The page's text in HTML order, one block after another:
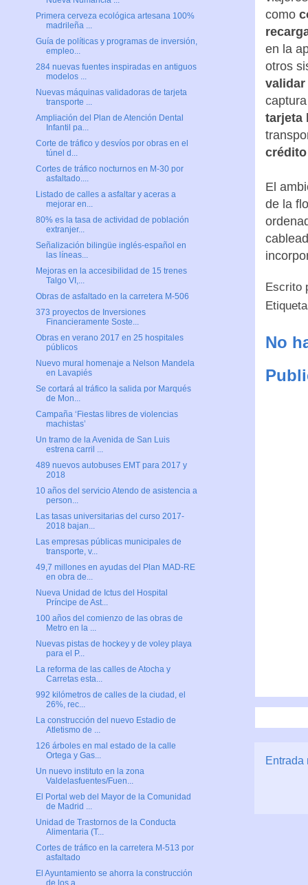
como
en la
otros
tarjeta
El
de la
Escrito
No
Entrada
Primera cerveza ecológica artesana 100%
madrileña ...
Guía de políticas y programas de inversión,
empleo...
284 nuevas fuentes inspiradas en antiguos
modelos ...
Nuevas máquinas validadoras de tarjeta
transporte ...
Ampliación del Plan de Atención Dental
Infantil pa...
Corte de tráfico y desvíos por obras en el
túnel d...
Cortes de tráfico nocturnos en M-30 por
asfaltado....
Listado de calles a asfaltar y aceras a
mejorar en...
80% es la tasa de actividad de población
extranjer...
Señalización bilingüe inglés-español en
las líneas...
Mejoras en la accesibilidad de 15 trenes
Talgo VI,...
Obras de asfaltado en la carretera M-506
373 proyectos de Inversiones
Financieramente Soste...
Obras en verano 2017 en 25 hospitales
públicos
Nuevo mural homenaje a Nelson Mandela
en Lavapiés
Se cortará al tráfico la salida por Marqués
de Mon...
Campaña ‘Fiestas libres de violencias
machistas’
Un tramo de la Avenida de San Luis
estrena carril ...
489 nuevos autobuses EMT para 2017 y
2018
10 años del servicio Atendo de asistencia a
person...
Las tasas universitarias del curso 2017-
2018 bajan...
Las empresas públicas municipales de
transporte, v...
49,7 millones en ayudas del Plan MAD-RE
en obra de...
Nueva Unidad de Ictus del Hospital
Príncipe de Ast...
100 años del comienzo de las obras de
Metro en la ...
Nuevas pistas de hockey y de voley playa
para el P...
La reforma de las calles de Atocha y
Carretas esta...
992 kilómetros de calles de la ciudad, el
26%, rec...
La construcción del nuevo Estadio de
Atletismo de ...
126 árboles en mal estado de la calle
Ortega y Gas...
Un nuevo instituto en la zona
Valdelasfuentes/Fuen...
El Portal web del Mayor de la Comunidad
de Madrid ...
Unidad de Trastornos de la Conducta
Alimentaria (T...
Cortes de tráfico en la carretera M-513 por
asfaltado
El Ayuntamiento se ahorra la construcción